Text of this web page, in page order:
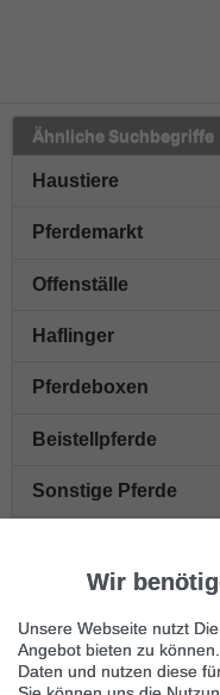
Ähnliche Suchbegriffe
Haustiere
Pferdemarkt
Offenställe
Haflinger
Pferdeboxen
Beistellpferde
Sonstige Pferde
Reitsportarikel
Ponies
Wir
Unsere Webseite nutzt
Angebot bieten zu
Daten und nutzen diese